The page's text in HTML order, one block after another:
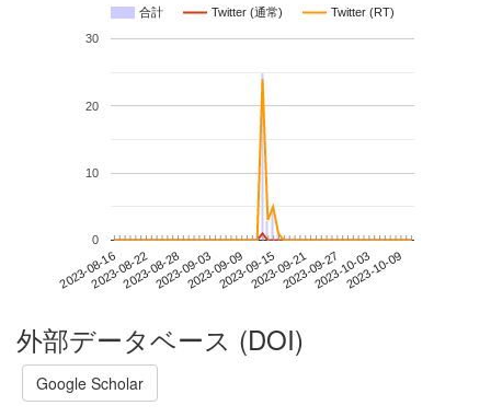
合計 Twitter (通常) Twitter (RT)
2023-08-162023-08-222023-08-282023-09-032023-09-092023-09-152023-09-212023-09-272023-10-032023-10-09
0
10
20
30
外部データベース (DOI)
Google Scholar